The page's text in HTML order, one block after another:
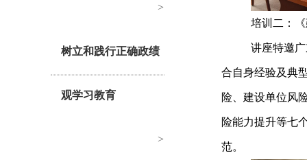
>
树立和践行正确政绩
观学习教育
>
培训二：
讲座特邀
合自身经验及典
险、建设单位风
险能力提升等七
范。